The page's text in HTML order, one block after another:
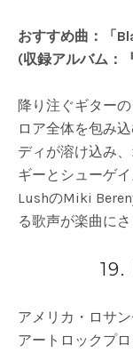
おすすめ曲：「
(収録アルバム：
降り注ぐギター
ロア全体を包み
ディが溶け込み
ギーとシューゲ
LushのMiki
る歌声が楽曲に
アメリカ・ロサ
アートロックプ